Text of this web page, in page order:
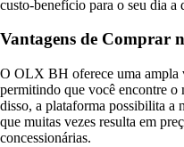
custo-benefício para o seu dia a
Vantagens de Comprar
O OLX BH oferece uma ampla
permitindo que você encontre
disso, a plataforma possibilita a
que muitas vezes resulta em
concessionárias.